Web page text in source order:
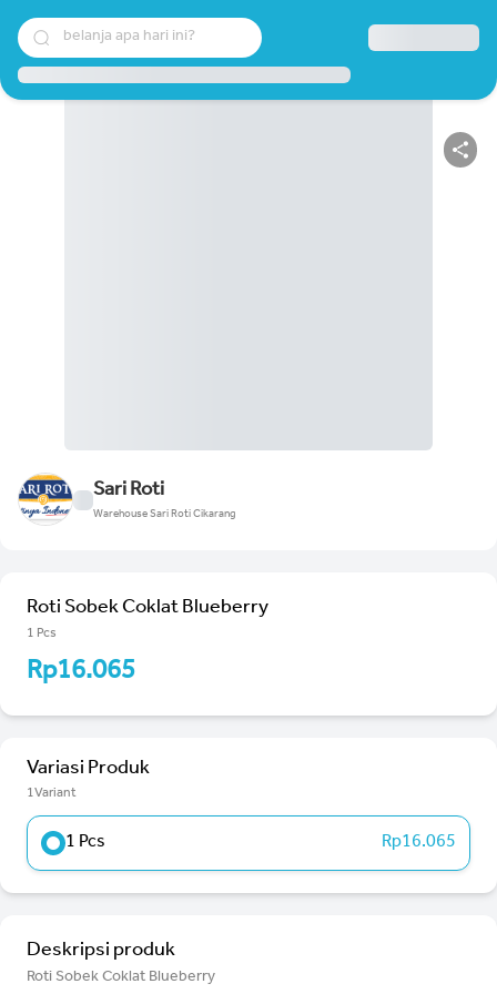
belanja apa hari ini?
Sari Roti
Warehouse Sari Roti Cikarang
Roti Sobek Coklat Blueberry
1 Pcs
Rp16.065
Variasi Produk
1Variant
1 Pcs Rp16.065
Deskripsi produk
Roti Sobek Coklat Blueberry